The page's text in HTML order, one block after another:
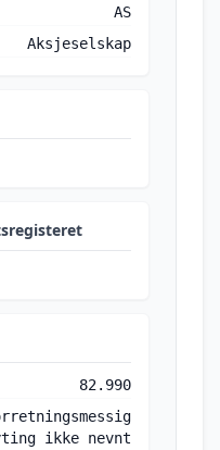
AS
Aksjeselskap
82.990
ikke nevnt